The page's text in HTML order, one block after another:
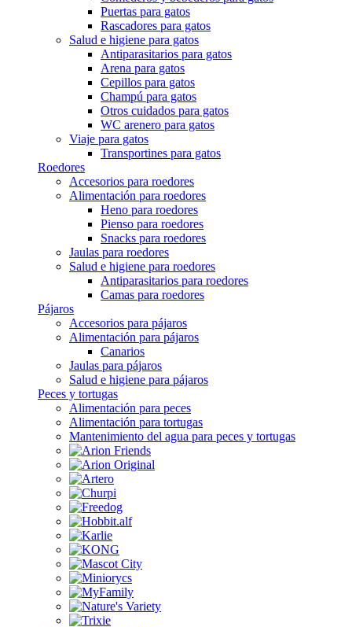
Puertas para gatos
Rascadores para gatos
Salud e higiene para gatos
Antiparasitarios para gatos
Arena para gatos
Cepillos para gatos
Champú para gatos
Otros cuidados para gatos
WC arenero para gatos
Viaje para gatos
Transportines para gatos
Roedores
Accesorios para roedores
Alimentación para roedores
Heno para roedores
Pienso para roedores
Snacks para roedores
Jaulas para roedores
Salud e higiene para roedores
Antiparasitarios para roedores
Camas para roedores
Pájaros
Accesorios para pájaros
Alimentación para pájaros
Canarios
Jaulas para pájaros
Salud e higiene para pájaros
Peces y tortugas
Alimentación para peces
Alimentación para tortugas
Mantenimiento del agua para peces y tortugas